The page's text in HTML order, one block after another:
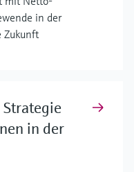
in der
Zukunft
in der